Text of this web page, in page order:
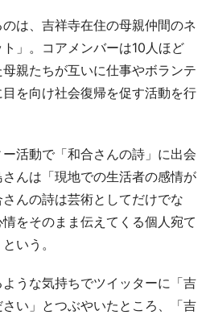
は、吉祥寺在住の母親仲間のネ
」。コアメンバーは10人ほど
親たちが互いに仕事やボランテ
を向け社会復帰を促す活動を行
活動で「和合さんの詩」に出会
んは「現地での生活者の感情が
んの詩は芸術としてだけでな
をそのまま伝えてくる個人宛て
いう。
うな気持ちでツイッターに「吉
い」とつぶやいたところ、「吉